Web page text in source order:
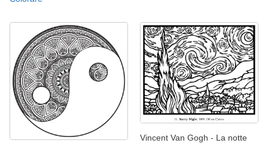
Vincent Van Gogh - La notte